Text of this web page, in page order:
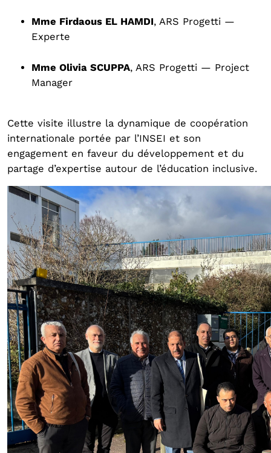
Mme Firdaous EL HAMDI, ARS Progetti —
Experte
Mme Olivia SCUPPA, ARS Progetti — Project
Manager
Cette visite illustre la dynamique de coopération
internationale portée par l’INSEI et son
engagement en faveur du développement et du
partage d’expertise autour de l’éducation inclusive.